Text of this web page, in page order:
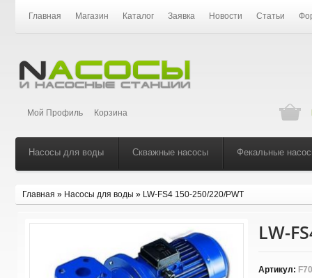
Главная Магазин Каталог Заявка Новости Статьи
Мой Профиль Корзина
Насосы для воды Скважные насосы Фекальные
Главная » Насосы для воды » LW-FS4 150-250/220/PWT
LW-
Артикул: